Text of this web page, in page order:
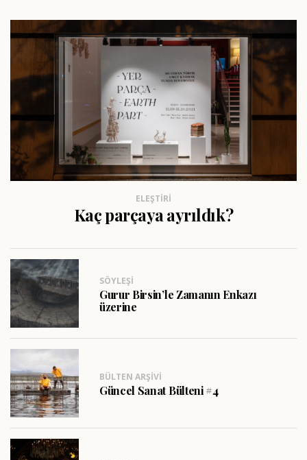
ELEŞTIRI
Kaç parçaya ayrıldık?
SÖYLEŞI
Gurur Birsin’le Zamanın Enkazı
üzerine
BÜLTEN ARŞIVI
Güncel Sanat Bülteni #4